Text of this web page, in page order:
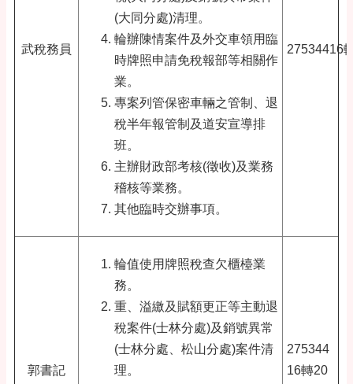
武稅務員
(大同分處)清理。
輪辦陳情案件及外交車領用臨
時牌照申請免稅報部等相關作
業。
專案列管保密車輛之管制、退
稅半年報管制及道安宣導排
班。
主辦財政部考核(徵收)及業務
稽核等業務。
其他臨時交辦事項。
27534416
郭書記
輪值使用牌照稅查欠櫃檯業
務。
重、溢繳及賦額更正等主動退
稅案件(士林分處)及銷號異常
(士林分處、松山分處)案件清
理。
275344
16轉20